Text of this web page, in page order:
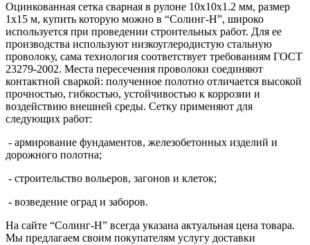
Оцинкованная сетка сварная в рулоне 10х10х1.2 мм, размер
1х15 м, купить которую можно в “Солинг-Н”, широко
используется при проведении строительных работ. Для ее
производства используют низкоуглеродистую стальную
проволоку, сама технология соответствует требованиям ГОСТ
23279-2002. Места пересечения проволоки соединяют
контактной сваркой: полученное полотно отличается высокой
прочностью, гибкостью, устойчивостью к коррозии и
воздействию внешней среды. Сетку применяют для
следующих работ:
- армирование фундаментов, железобетонных изделий и
дорожного полотна;
- строительство вольеров, загонов и клеток;
- возведение оград и заборов.
На сайте “Солинг-Н” всегда указана актуальная цена товара.
Мы предлагаем своим покупателям услугу доставки